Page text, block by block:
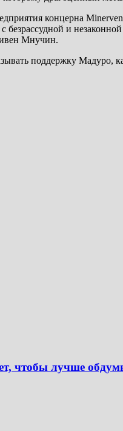
концерна
и
Мнучин.
поддержку Мадуро,
чтобы лучше